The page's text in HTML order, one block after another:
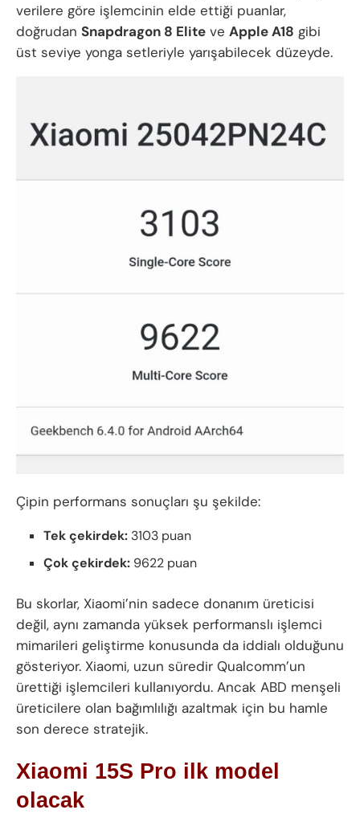
verilere göre işlemcinin elde ettiği puanlar,
doğrudan Snapdragon 8 Elite ve Apple A18 gibi
üst seviye yonga setleriyle yarışabilecek düzeyde.
Çipin performans sonuçları şu şekilde:
Tek çekirdek: 3103 puan
Çok çekirdek: 9622 puan
Bu skorlar, Xiaomi’nin sadece donanım üreticisi
değil, aynı zamanda yüksek performanslı işlemci
mimarileri geliştirme konusunda da iddialı olduğunu
gösteriyor. Xiaomi, uzun süredir Qualcomm’un
ürettiği işlemcileri kullanıyordu. Ancak ABD menşeli
üreticilere olan bağımlılığı azaltmak için bu hamle
son derece stratejik.
Xiaomi 15S Pro ilk model
olacak